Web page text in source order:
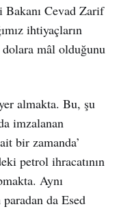
Bakanı Cevad Zarif
ihtiyaçların
mâl olduğunu
almakta. Bu, şu
imzalanan
bir zamanda’
petrol ihracatının
Aynı
da Esed